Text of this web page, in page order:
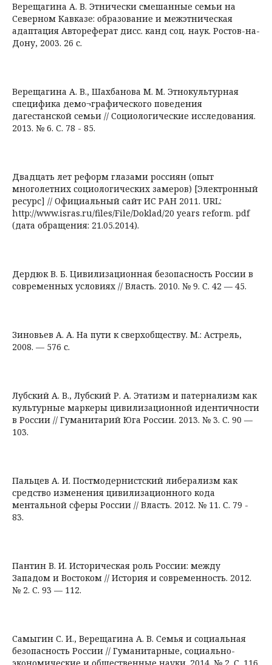
Верещагина А. В. Этнически смешанные семьи на
Северном Кавказе: образование и межэтническая
адаптация Автореферат дисс. канд соц. наук. Ростов-на-
Дону, 2003. 26 с.
Верещагина А. В., Шахбанова М. М. Этнокультурная
специфика демо¬графического поведения
дагестанской семьи // Социологические исследования.
2013. № 6. С. 78 - 85.
Двадцать лет реформ глазами россиян (опыт
многолетних социологических замеров) [Электронный
ресурс] // Официальный сайт ИС РАН 2011. URL:
http://www.isras.ru/files/File/Doklad/20 years reform. pdf
(дата обращения: 21.05.2014).
Дердюк В. Б. Цивилизационная безопасность России в
современных условиях // Власть. 2010. № 9. С. 42 — 45.
Зиновьев А. А. На пути к сверхобществу. М.: Астрель,
2008. — 576 с.
Лубский А. В., Лубский Р. А. Этатизм и патернализм как
культурные маркеры цивилизационной идентичности
в России // Гуманитарий Юга России. 2013. № 3. С. 90 —
103.
Пальцев А. И. Постмодернистский либерализм как
средство изменения цивилизационного кода
ментальной сферы России // Власть. 2012. № 11. С. 79 -
83.
Пантин В. И. Историческая роль России: между
Западом и Востоком // История и современность. 2012.
№ 2. С. 93 — 112.
Самыгин С. И., Верещагина А. В. Семья и социальная
безопасность России // Гуманитарные, социально-